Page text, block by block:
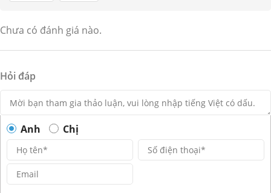
Chưa có đánh giá nào.
Hỏi đáp
Anh Chị